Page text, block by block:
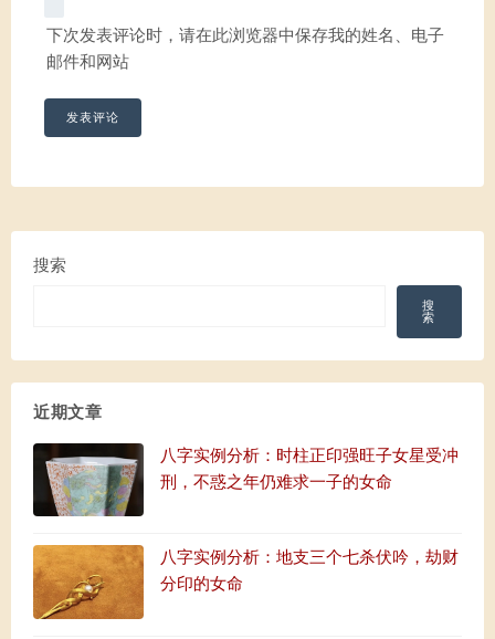
下次发表评论时，请在此浏览器中保存我的姓名、电子
邮件和网站
搜索
搜
索
近期文章
八字实例分析：时柱正印强旺子女星受冲
刑，不惑之年仍难求一子的女命
八字实例分析：地支三个七杀伏吟，劫财
分印的女命